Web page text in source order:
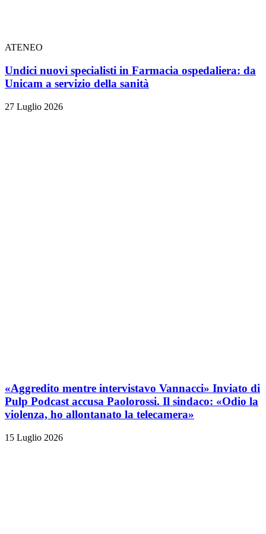
ATENEO
Undici nuovi specialisti in Farmacia ospedaliera: da
Unicam a servizio della sanità
27 Luglio 2026
«Aggredito mentre intervistavo Vannacci» Inviato di
Pulp Podcast accusa Paolorossi. Il sindaco: «Odio la
violenza, ho allontanato la telecamera»
15 Luglio 2026